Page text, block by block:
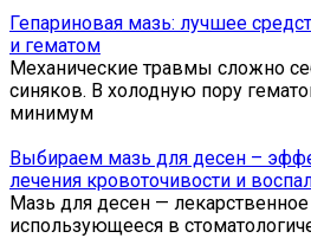
Гепариновая мазь: лучшее
и гематом
Механические травмы сложно
синяков. В холодную пору
минимум
Выбираем мазь для десен –
лечения кровоточивости и
Мазь для десен —
использующееся в